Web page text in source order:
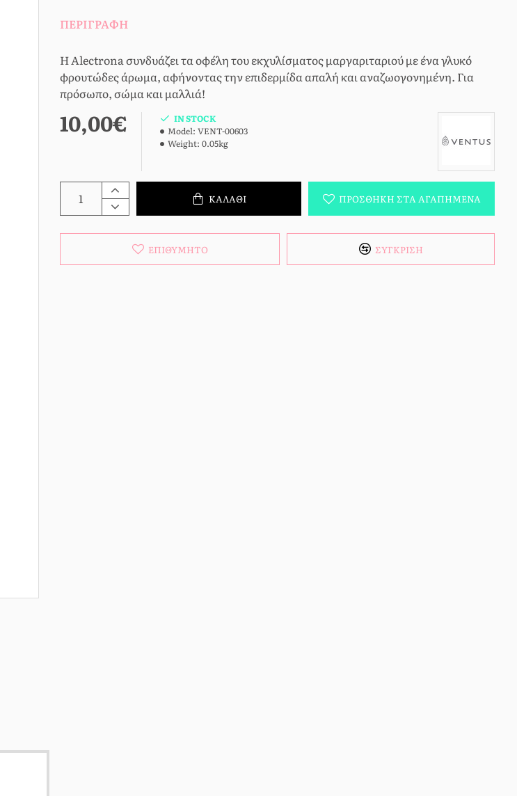
ΠΕΡΙΓΡΑΦΉ
H Alectrona συνδυάζει τα οφέλη του εκχυλίσματος μαργαριταριού με ένα γλυκό
φρουτώδες άρωμα, αφήνοντας την επιδερμίδα απαλή και αναζωογονημένη. Για
πρόσωπο, σώμα και μαλλιά!
10,00€
IN STOCK
Model: VENT-00603
Weight: 0.05kg
ΚΑΛΆΘΙ ΠΡΟΣΘΉΚΗ ΣΤΑ ΑΓΑΠΗΜΈΝΑ
ΕΠΙΘΥΜΗΤΌ ΣΎΓΚΡΙΣΗ